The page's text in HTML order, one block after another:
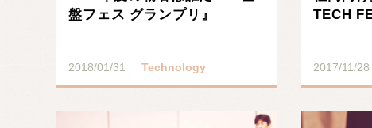
盤フェス グランプリ』
2018/01/31 Technology
TECH
2017/11/28